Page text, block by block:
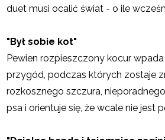
duet musi ocalić świat - o ile
"Był sobie kot"
Pewien rozpieszczony kocur
przygód, podczas których zostaje
rozkosznego szczura,
psa i orientuje się, że wcale nie jest